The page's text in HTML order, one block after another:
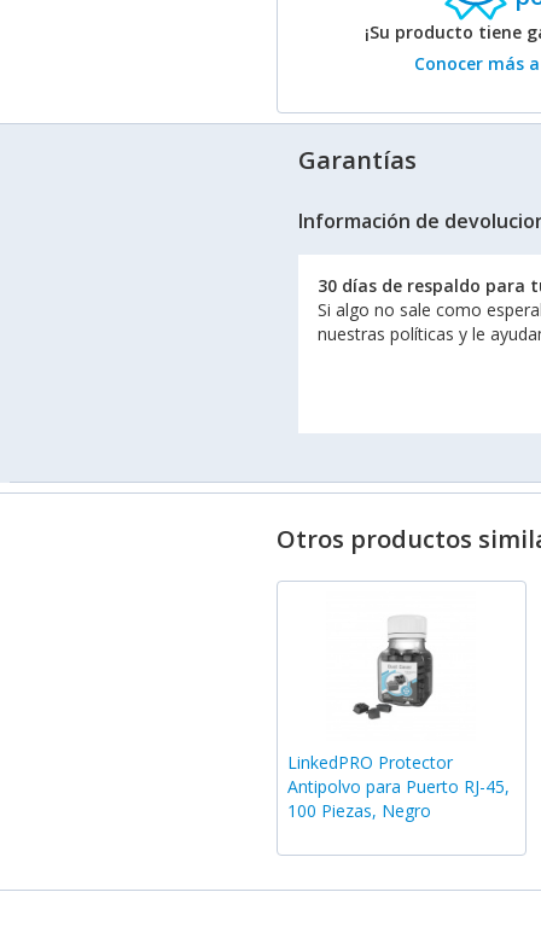
¡Su producto tiene
Conocer más
Garantías
Información de
30 días de respaldo para
Si algo no sale como
nuestras políticas y le
Otros productos
LinkedPRO Protector
Antipolvo para Puerto RJ-45,
100 Piezas, Negro